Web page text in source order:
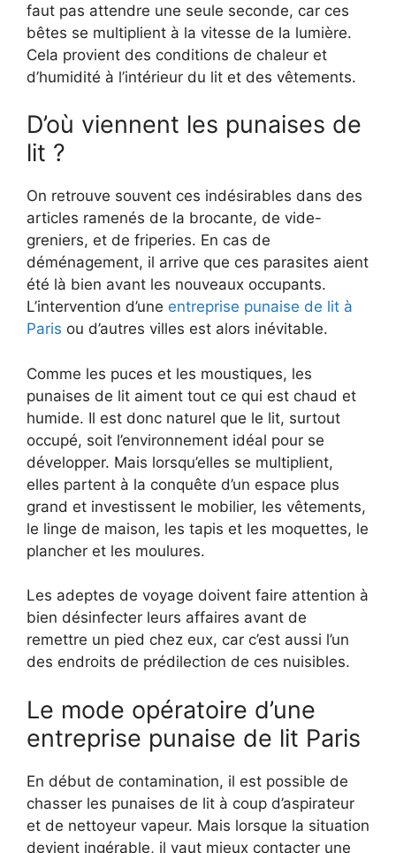
faut pas attendre une seule seconde, car ces
bêtes se multiplient à la vitesse de la lumière.
Cela provient des conditions de chaleur et
d’humidité à l’intérieur du lit et des vêtements.
D’où viennent les punaises de
lit ?
On retrouve souvent ces indésirables dans des
articles ramenés de la brocante, de vide-
greniers, et de friperies. En cas de
déménagement, il arrive que ces parasites aient
été là bien avant les nouveaux occupants.
L’intervention d’une entreprise punaise de lit à
Paris ou d’autres villes est alors inévitable.
Comme les puces et les moustiques, les
punaises de lit aiment tout ce qui est chaud et
humide. Il est donc naturel que le lit, surtout
occupé, soit l’environnement idéal pour se
développer. Mais lorsqu’elles se multiplient,
elles partent à la conquête d’un espace plus
grand et investissent le mobilier, les vêtements,
le linge de maison, les tapis et les moquettes, le
plancher et les moulures.
Les adeptes de voyage doivent faire attention à
bien désinfecter leurs affaires avant de
remettre un pied chez eux, car c’est aussi l’un
des endroits de prédilection de ces nuisibles.
Le mode opératoire d’une
entreprise punaise de lit Paris
En début de contamination, il est possible de
chasser les punaises de lit à coup d’aspirateur
et de nettoyeur vapeur. Mais lorsque la situation
devient ingérable, il vaut mieux contacter une